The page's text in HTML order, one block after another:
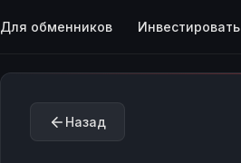
Для обменников Инвестировать
Назад